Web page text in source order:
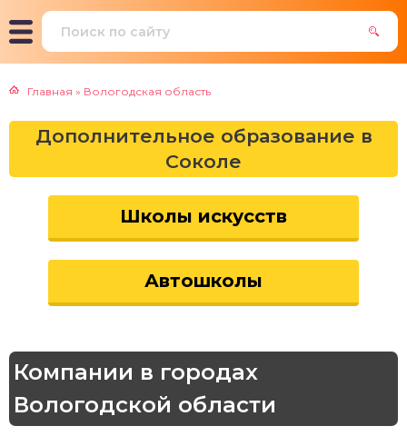
Главная » Вологодская область
Дополнительное образование в
Соколе
Школы искусств
Автошколы
Компании в городах
Вологодской области